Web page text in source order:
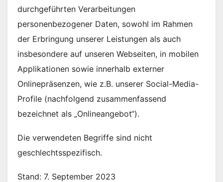
durchgeführten Verarbeitungen
personenbezogener Daten, sowohl im Rahmen
der Erbringung unserer Leistungen als auch
insbesondere auf unseren Webseiten, in mobilen
Applikationen sowie innerhalb externer
Onlinepräsenzen, wie z.B. unserer Social-Media-
Profile (nachfolgend zusammenfassend
bezeichnet als „Onlineangebot“).
Die verwendeten Begriffe sind nicht
geschlechtsspezifisch.
Stand: 7. September 2023